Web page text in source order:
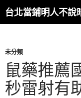
台北當鋪明人不說
搜
尋
容
未分類
鼠藥推薦
秒雷射有